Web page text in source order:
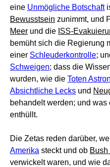
eine Unmögliche Botschaft
Bewusstsein zunimmt, und
Meer und die ISS-
bemüht sich die Regierung
einer Schleuderkontrolle;
Schweigen; dass die
wurden, wie die Toten
Absichtliche Lecks und
behandelt werden; und was
enthüllt.
Die Zetas reden darüber,
Amerika steckt und ob
verwickelt waren, und wie